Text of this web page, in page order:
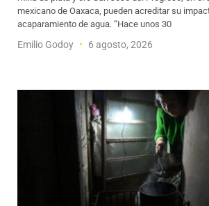
mexicano de Oaxaca, pueden acreditar su
acaparamiento de agua. “Hace unos 30
Emilio Godoy 6 agosto, 2026